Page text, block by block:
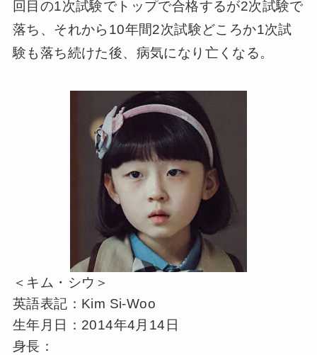
回目の1次試験でトップで合格するが2次試験で
落ち、それから10年間2次試験どころか1次試
験も落ち続けた後、病気になり亡くなる。
＜キム・シウ＞
英語表記：Kim Si-Woo
生年月日：2014年4月14日
身長：